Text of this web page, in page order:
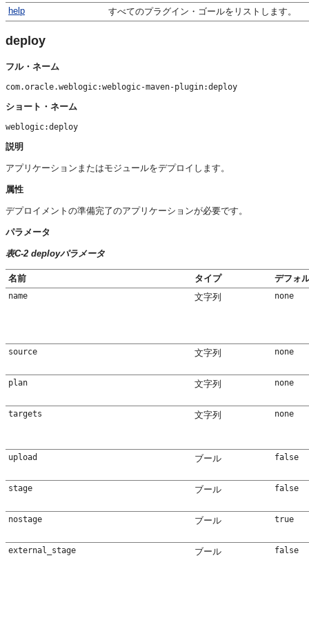
help すべてのプラグイン・ゴールをリストします。
deploy
フル・ネーム
com.oracle.weblogic:weblogic-maven-plugin:deploy
ショート・ネーム
weblogic:deploy
説明
アプリケーションまたはモジュールをデプロイします。
属性
デプロイメントの準備完了のアプリケーションが必要です。
パラメータ
表C-2 deployパラメータ
名前 タイプ デフォ
name 文字列 none
source 文字列 none
plan 文字列 none
targets 文字列 none
upload ブール false
stage ブール false
nostage ブール true
external_stage ブール false